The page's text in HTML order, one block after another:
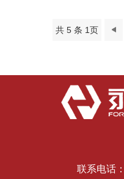
共 5 条 1页
联系电话